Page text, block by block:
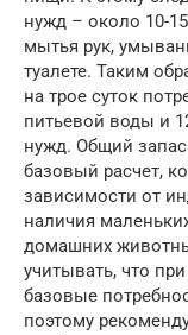
нужд – около 10-
мытья рук,
туалете. Таким
на трое суток
питьевой воды и
нужд. Общий запас
базовый расчет,
зависимости от
наличия
домашних
учитывать, что
базовые
поэтому